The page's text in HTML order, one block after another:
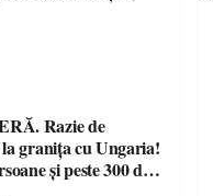
Razie de
granița cu Ungaria!
și peste 300 de